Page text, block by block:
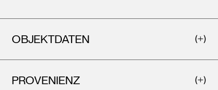
OBJEKTDATEN
PROVENIENZ